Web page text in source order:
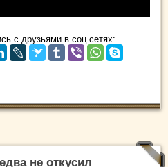
с друзьями в соц.сетях:
не откусил